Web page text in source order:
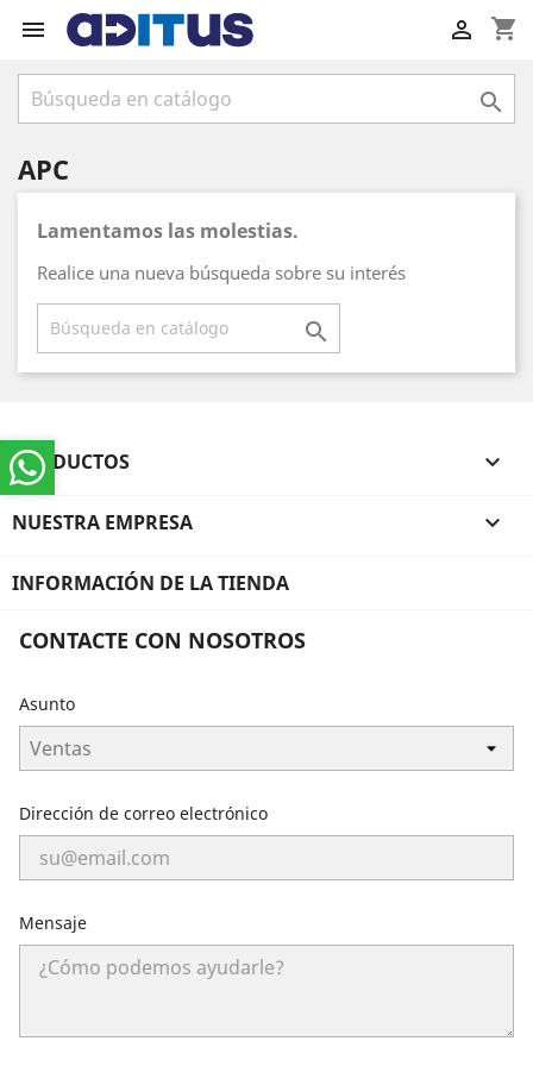
 shopping_cart


APC
Lamentamos las molestias.
Realice una nueva búsqueda sobre su interés

PRODUCTOS 
NUESTRA EMPRESA 
INFORMACIÓN DE LA TIENDA
CONTACTE CON NOSOTROS
Asunto
Dirección de correo electrónico
Mensaje